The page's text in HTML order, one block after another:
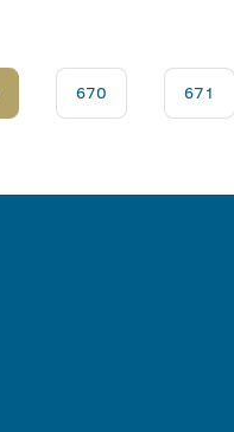
670 671